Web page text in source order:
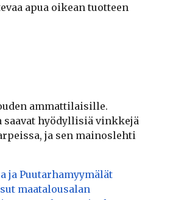
apua oikean tuotteen
ammattilaisille.
hyödyllisiä vinkkejä
ja sen mainoslehti
ja Puutarhamyymälät
maatalousalan